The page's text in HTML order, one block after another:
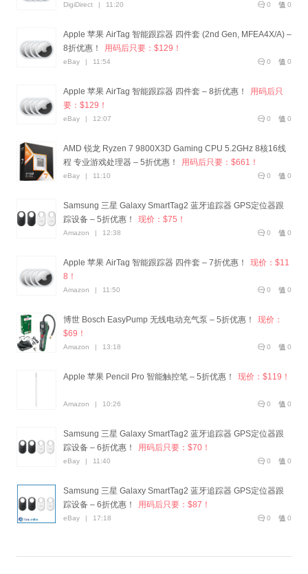
0
0
DigiDirect | 11:20
Apple 苹果 AirTag 智能跟踪器 四件套 (2nd Gen, MFEA4X/A) –
8折优惠！
用码后只要：$129！
0
0
eBay | 11:54
Apple 苹果 AirTag 智能跟踪器 四件套 – 8折优惠！
用码后只
要：$129！
0
0
eBay | 12:07
AMD 锐龙 Ryzen 7 9800X3D Gaming CPU 5.2GHz 8核16线
程 专业游戏处理器 – 5折优惠！
用码后只要：$661！
0
0
eBay | 11:10
Samsung 三星 Galaxy SmartTag2 蓝牙追踪器 GPS定位器跟
踪设备 – 5折优惠！
现价：$75！
0
0
Amazon | 12:38
Apple 苹果 AirTag 智能跟踪器 四件套 – 7折优惠！
现价：$11
8！
0
0
Amazon | 11:50
博世 Bosch EasyPump 无线电动充气泵 – 5折优惠！
现价：
$69！
0
0
Amazon | 13:18
Apple 苹果 Pencil Pro 智能触控笔 – 5折优惠！ 现价：$119！
0
0
Amazon | 10:26
Samsung 三星 Galaxy SmartTag2 蓝牙追踪器 GPS定位器跟
踪设备 – 6折优惠！
用码后只要：$70！
0
0
eBay | 11:40
Samsung 三星 Galaxy SmartTag2 蓝牙追踪器 GPS定位器跟
踪设备 – 6折优惠！
用码后只要：$87！
0
0
eBay | 17:18